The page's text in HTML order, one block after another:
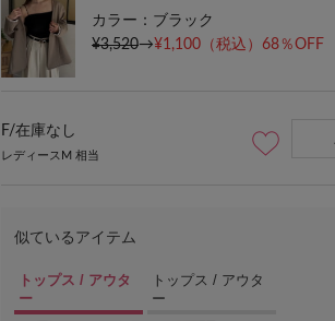
カラー：ブラック
¥3,520→¥1,100 （税込）68％OFF
F/在庫なし
レディースM 相当